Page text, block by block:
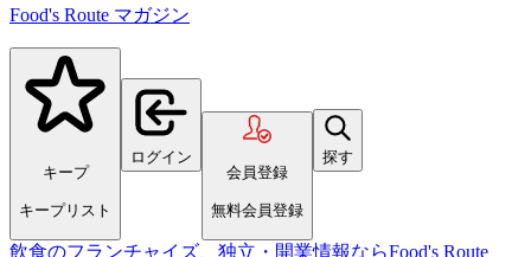
Food's Route マガジン
キープ
キープリスト
ログイン
会員登録
無料会員登録
探す
飲食のフランチャイズ、独立・開業情報ならFood's Route